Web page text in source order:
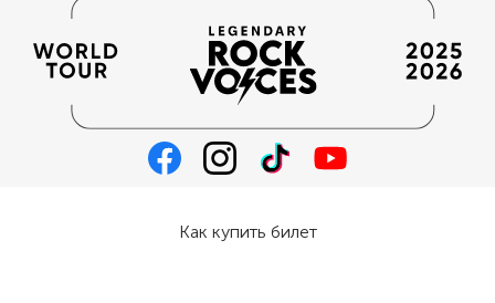
Как купить билет